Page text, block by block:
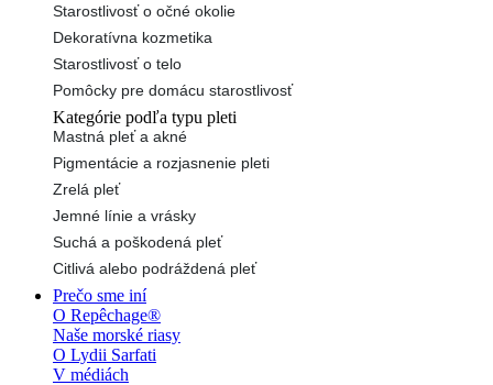
Starostlivosť o očné okolie
Dekoratívna kozmetika
Starostlivosť o telo
Pomôcky pre domácu starostlivosť
Kategórie podľa typu pleti
Mastná pleť a akné
Pigmentácie a rozjasnenie pleti
Zrelá pleť
Jemné línie a vrásky
Suchá a poškodená pleť
Citlivá alebo podráždená pleť
Prečo sme iní
O Repêchage®
Naše morské riasy
O Lydii Sarfati
V médiách